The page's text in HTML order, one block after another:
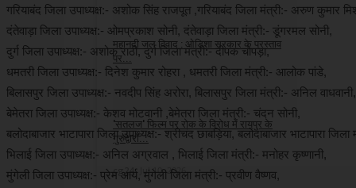
cg24 Jul 18, 2026
महानदी जल विवाद : ओडिशा सरकार के प्रस्ताव
पर...
cg24 Jul 12, 2026
'सतलज' फिल्म पर रोक के विरोध में रायपुर के
गुरुद्वारों...
cg24 Jul 10, 2026
गरियाबंद जिला उपाध्यक्ष:- अशोक सिंह राजपूत ,गरियाबंद जिला मंत्री:- अरुण कुमार
दंतेवाड़ा जिला उपाध्यक्ष:- ओमप्रकाश सोनी, दंतेवाड़ा जिला मंत्री:- डूंगरमल सोनी,
दुर्ग जिला उपाध्यक्ष:- अशोक राठी, दुर्ग जिला मंत्री:- दीपक चोपड़ा,
धमतरी जिला उपाध्यक्ष:- दिनेश कुमार रोहरा , धमतरी जिला मंत्री:- आलोक पांडे,
बिलासपुर जिला उपाध्यक्ष:- नवदीप सिंह अरोरा, बिलासपुर जिला मंत्री:- अनिल वाधवानी,
बेमेतरा जिला उपाध्यक्ष:- केशव मोटवानी ,बेमेतरा जिला मंत्री:- चंदन सोनी,
बलोदाबाजार भाटापारा जिला उपाध्यक्ष:- श्रीचंद छाबड़िया, बलोदाबाजार भाटापारा
भिलाई जिला उपाध्यक्ष:- अनिल अग्रवाल , भिलाई जिला मंत्री:- मनोहर कृष्णानी,
मुंगेली जिला उपाध्यक्ष:- प्रेम आर्य, मुंगेली जिला मंत्री:- प्रवीण वैष्णव,